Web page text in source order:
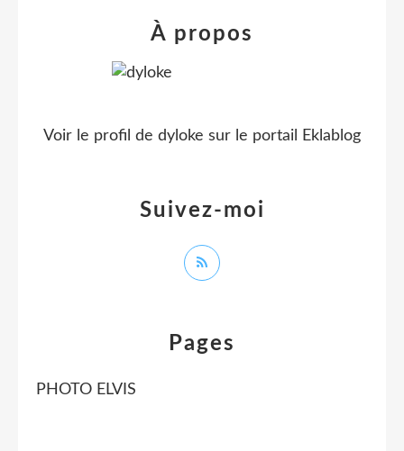
Pages
PHOTO ELVIS
Suivez-moi
À propos
Voir le profil de dyloke sur le portail Eklablog